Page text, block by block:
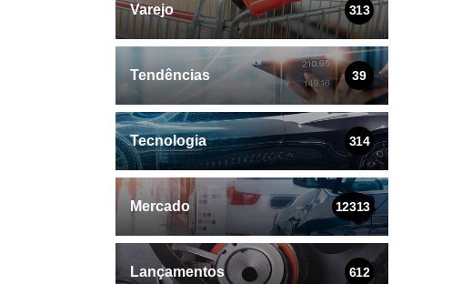
Varejo 313
Tendências 39
Tecnologia 314
Mercado 12313
Lançamentos 612